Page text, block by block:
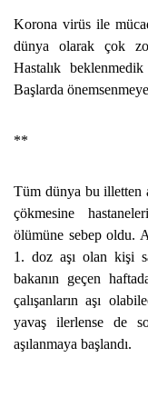
Korona virüs ile
dünya olarak çok
Hastalık
Başlarda
**
Tüm dünya bu illetten
çökmesine
ölümüne sebep oldu.
1. doz aşı olan kişi
bakanın geçen
çalışanların aşı
yavaş ilerlense de
aşılanmaya başlandı.